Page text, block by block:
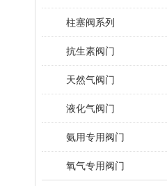
柱塞阀系列
抗生素阀门
天然气阀门
液化气阀门
氨用专用阀门
氧气专用阀门